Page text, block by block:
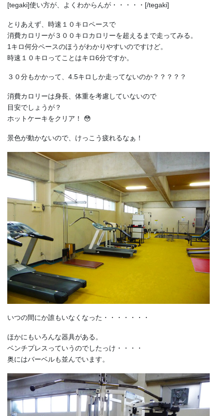
[tegaki]使い方が、よくわからんが・・・・・[/tegaki]
とりあえず、時速１０キロペースで
消費カロリーが３００キロカロリーを超えるまで走ってみる。
1キロ何分ペースのほうがわかりやすいのですけど。
時速１０キロってことはキロ6分ですか。
３０分もかかって、4.5キロしか走ってないのか？？？？？
消費カロリーは身長、体重を考慮していないので
目安でしょうが？
ホットケーキをクリア！ 😳
景色が動かないので、けっこう疲れるなぁ！
いつの間にか誰もいなくなった・・・・・・・
ほかにもいろんな器具がある。
ベンチプレスっていうのでしたっけ・・・・
奥にはバーベルも並んでいます。